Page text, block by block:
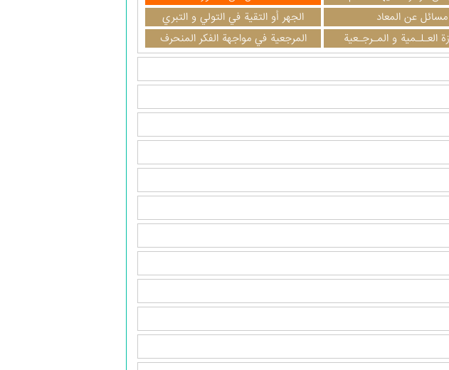
مسائل عن المعاد
الجهر أو التقية في التولي و التبري
العـلـمية و المـرجـعية
المرجعية في مواجهة الفكر المنحرف